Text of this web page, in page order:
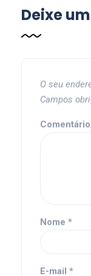
Deixe
O seu
Campos
Comentário
Nome *
E-mail *